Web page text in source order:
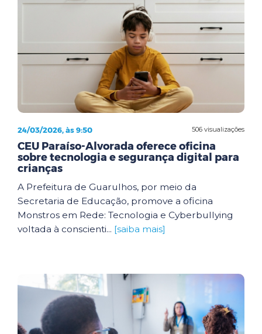
506 visualizações
24/03/2026, às 9:50
CEU Paraíso-Alvorada oferece oficina
sobre tecnologia e segurança digital para
crianças
A Prefeitura de Guarulhos, por meio da
Secretaria de Educação, promove a oficina
Monstros em Rede: Tecnologia e Cyberbullying
voltada à conscienti... [saiba mais]